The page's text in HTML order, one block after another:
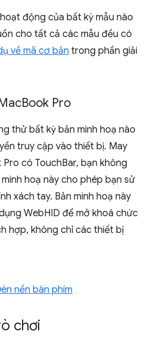
động của bất kỳ mẫu nào
cho tất cả các mẫu đều có
về mã cơ bản trong phần giải
Book Pro
thử bất kỳ bản minh hoạ nào
truy cập vào thiết bị. May
có TouchBar, bạn không
hoạ này cho phép bạn sử
xách tay. Bản minh hoạ này
WebHID để mở khoá chức
hợp, không chỉ các thiết bị
nền bàn phím
chơi